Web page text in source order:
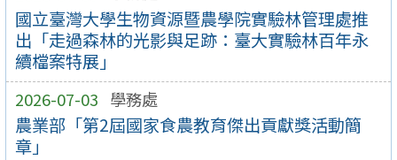
國立臺灣大學生物資源暨農學院實驗林管理處推
出「走過森林的光影與足跡：臺大實驗林百年永
續檔案特展」
2026-07-03 學務處
農業部「第2屆國家食農教育傑出貢獻獎活動簡
章」